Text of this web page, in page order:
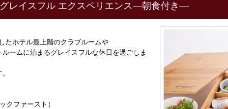
グレイスフル エクスペリエンス―朝食付き―
たホテル最上階のクラブルームや
ームに泊まるグレイスフルな休日を過ごしま
クファースト）